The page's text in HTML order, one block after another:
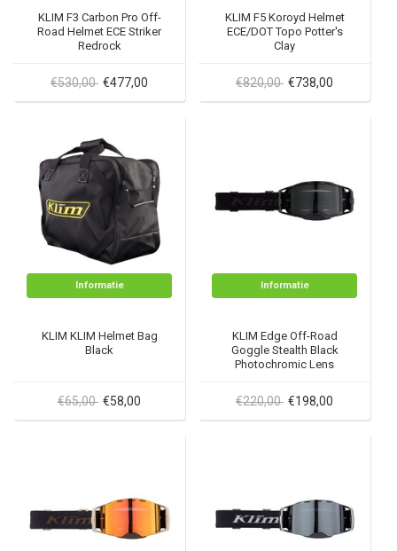
KLIM F3 Carbon Pro Off-
Road Helmet ECE Striker
Redrock
€530,00 €477,00
KLIM F5 Koroyd Helmet
ECE/DOT Topo Potter's
Clay
€820,00 €738,00
Informatie
KLIM KLIM Helmet Bag
Black
€65,00 €58,00
Informatie
KLIM Edge Off-Road
Goggle Stealth Black
Photochromic Lens
€220,00 €198,00